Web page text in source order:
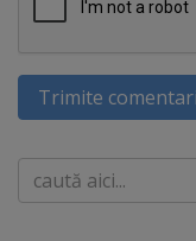
Trimite
Caută